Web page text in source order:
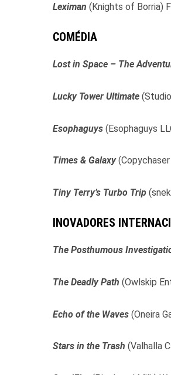
Leximan (Knights of Borria)
COMÉDIA
Lost in Space – The
Lucky Tower Ultimate
Esophaguys (Esophaguys
Times & Galaxy
Tiny Terry’s Turbo Trip
INOVADORES
The Posthumous
The Deadly Path (Owlskip
Echo of the Waves (Oneira
Stars in the Trash (Valhalla